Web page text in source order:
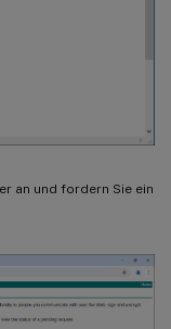
an und fordern Sie ein